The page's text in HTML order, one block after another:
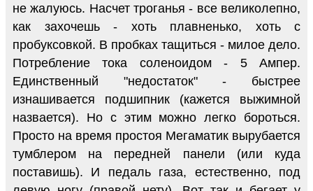
не жалуюсь. Насчет троганья - все великолепно,
как захочешь - хоть плавненько, хоть с
пробуксовкой. В пробках тащиться - милое дело.
Потребление тока соленоидом - 5 Ампер.
Единственный "недостаток" - быстрее
изнашивается подшипник (кажется выжимной
назвается). Но с этим можно легко бороться.
Просто на время простоя Мегаматик вырубается
тумблером на передней панели (или куда
поставишь). И педаль газа, естественно, под